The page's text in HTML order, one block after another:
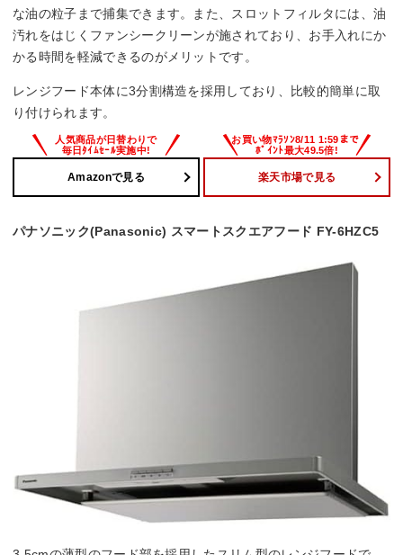
な油の粒子まで捕集できます。また、スロットフィルタには、油
汚れをはじくファンシークリーンが施されており、お手入れにか
かる時間を軽減できるのがメリットです。
レンジフード本体に3分割構造を採用しており、比較的簡単に取
り付けられます。
Amazonで見る 楽天市場で見る
パナソニック(Panasonic) スマートスクエアフード FY-6HZC5